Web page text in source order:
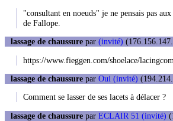
"consultant en noeuds" je ne pensais pas
de Fallope.
lassage de chaussure par (invité)
https://www.fieggen.com/shoelace/
lassage de chaussure par Oui (invité)
Comment se lasser de ses lacets à délacer ?
lassage de chaussure par ECLAIR 51 (invité)